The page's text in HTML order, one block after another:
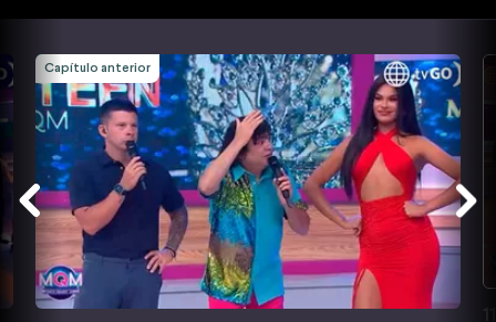
Capítulo anterior